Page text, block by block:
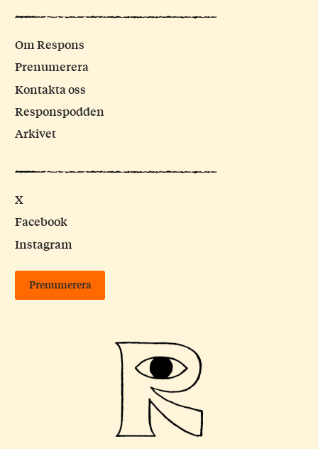
Om Respons
Prenumerera
Kontakta oss
Responspodden
Arkivet
X
Facebook
Instagram
Prenumerera